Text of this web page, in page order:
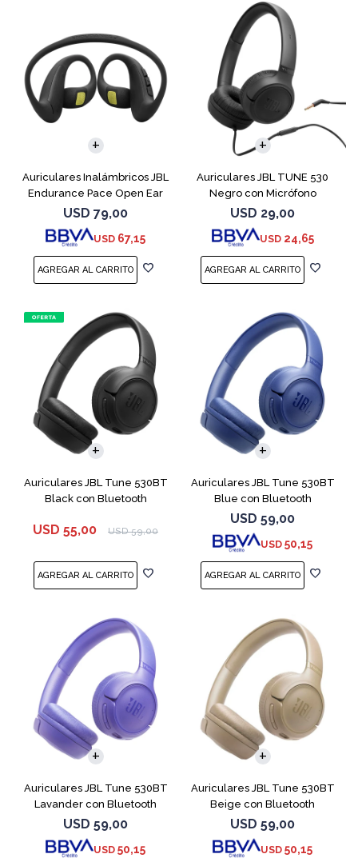
Auriculares Inalámbricos JBL
Endurance Pace Open Ear
Negro
USD 79,00
USD 67,15
Auriculares JBL TUNE 530
Negro con Micrófono
USD 29,00
USD 24,65
Auriculares JBL Tune 530BT
Black con Bluetooth
USD 55,00 USD 59,00
Auriculares JBL Tune 530BT
Blue con Bluetooth
USD 59,00
USD 50,15
Auriculares JBL Tune 530BT
Lavander con Bluetooth
USD 59,00
USD 50,15
Auriculares JBL Tune 530BT
Beige con Bluetooth
USD 59,00
USD 50,15